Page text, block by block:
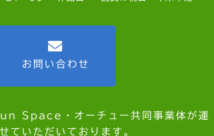
お問い合わせ
Space・オーチュー共同事業体が運
ていただいております。